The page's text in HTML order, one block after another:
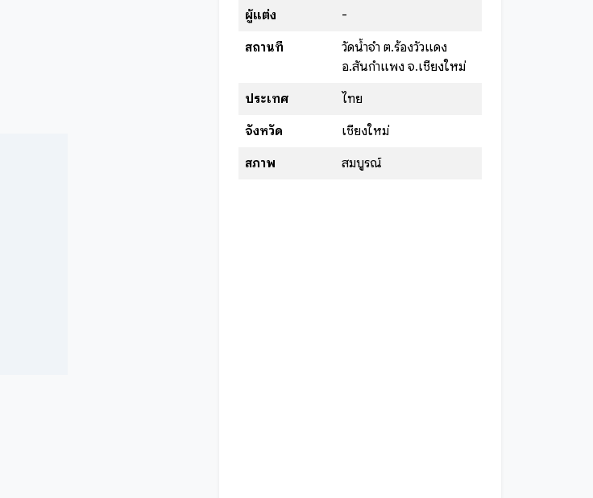
ผู้แต่ง
-
สถานที่
วัดน้ำจำ ต.ร้องวัวแดง
อ.สันกำแพง จ.เชียงใหม่
ประเทศ
ไทย
จังหวัด
เชียงใหม่
สภาพ
สมบูรณ์